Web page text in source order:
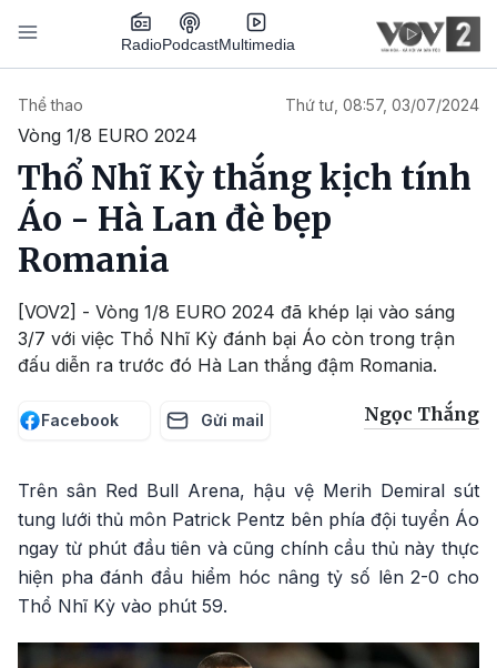
Nhảy đến nội dung
RadioPodcastMultimedia
Thể thao Thứ tư, 08:57, 03/07/2024
Vòng 1/8 EURO 2024
Thổ Nhĩ Kỳ thắng kịch tính
Áo - Hà Lan đè bẹp
Romania
[VOV2] - Vòng 1/8 EURO 2024 đã khép lại vào sáng
3/7 với việc Thổ Nhĩ Kỳ đánh bại Áo còn trong trận
đấu diễn ra trước đó Hà Lan thắng đậm Romania.
Facebook Gửi mail Ngọc Thắng
Trên sân Red Bull Arena, hậu vệ Merih Demiral sút
tung lưới thủ môn Patrick Pentz bên phía đội tuyển Áo
ngay từ phút đầu tiên và cũng chính cầu thủ này thực
hiện pha đánh đầu hiểm hóc nâng tỷ số lên 2-0 cho
Thổ Nhĩ Kỳ vào phút 59.